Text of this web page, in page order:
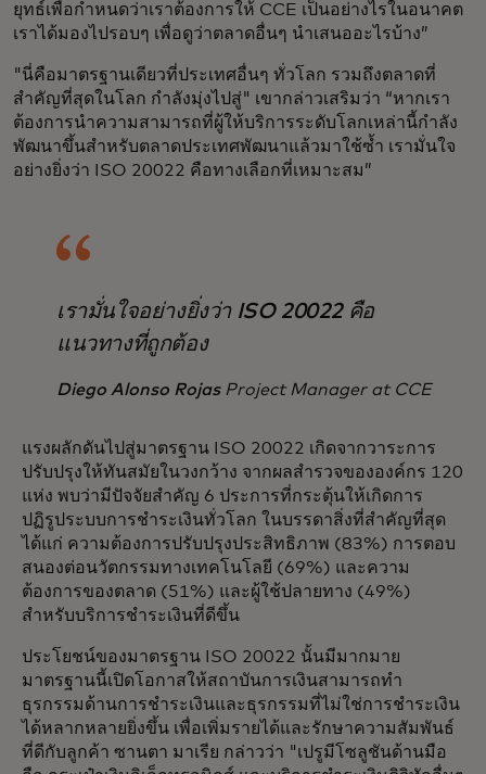
ยุทธ์เพื่อกำหนดว่าเราต้องการให้ CCE เป็นอย่างไรในอนาคต
เราได้มองไปรอบๆ เพื่อดูว่าตลาดอื่นๆ นำเสนออะไรบ้าง”
"นี่คือมาตรฐานเดียวที่ประเทศอื่นๆ ทั่วโลก รวมถึงตลาดที่
สำคัญที่สุดในโลก กำลังมุ่งไปสู่" เขากล่าวเสริมว่า “หากเรา
ต้องการนำความสามารถที่ผู้ให้บริการระดับโลกเหล่านี้กำลัง
พัฒนาขึ้นสำหรับตลาดประเทศพัฒนาแล้วมาใช้ซ้ำ เรามั่นใจ
อย่างยิ่งว่า ISO 20022 คือทางเลือกที่เหมาะสม”
เรามั่นใจอย่างยิ่งว่า ISO 20022 คือ
แนวทางที่ถูกต้อง
Diego Alonso Rojas Project Manager at CCE
แรงผลักดันไปสู่มาตรฐาน ISO 20022 เกิดจากวาระการ
ปรับปรุงให้ทันสมัยในวงกว้าง จากผลสำรวจขององค์กร 120
แห่ง พบว่ามีปัจจัยสำคัญ 6 ประการที่กระตุ้นให้เกิดการ
ปฏิรูประบบการชำระเงินทั่วโลก ในบรรดาสิ่งที่สำคัญที่สุด
ได้แก่ ความต้องการปรับปรุงประสิทธิภาพ (83%) การตอบ
สนองต่อนวัตกรรมทางเทคโนโลยี (69%) และความ
ต้องการของตลาด (51%) และผู้ใช้ปลายทาง (49%)
สำหรับบริการชำระเงินที่ดีขึ้น
ประโยชน์ของมาตรฐาน ISO 20022 นั้นมีมากมาย
มาตรฐานนี้เปิดโอกาสให้สถาบันการเงินสามารถทำ
ธุรกรรมด้านการชำระเงินและธุรกรรมที่ไม่ใช่การชำระเงิน
ได้หลากหลายยิ่งขึ้น เพื่อเพิ่มรายได้และรักษาความสัมพันธ์
ที่ดีกับลูกค้า ซานตา มาเรีย กล่าวว่า "เปรูมีโซลูชันด้านมือ